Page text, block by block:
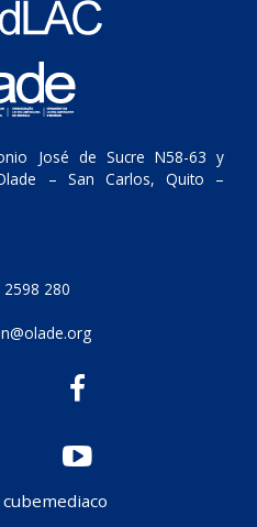
José de Sucre N58-63 y
– San Carlos, Quito –
280